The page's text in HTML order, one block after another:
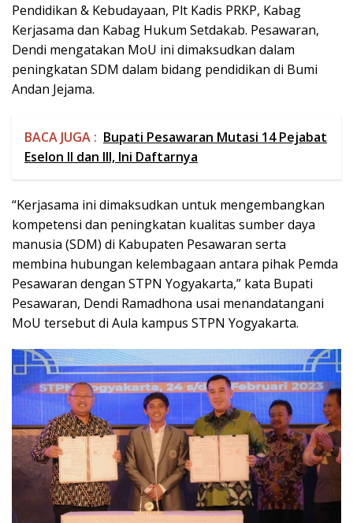
Pendidikan & Kebudayaan, Plt Kadis PRKP, Kabag
Kerjasama dan Kabag Hukum Setdakab. Pesawaran,
Dendi mengatakan MoU ini dimaksudkan dalam
peningkatan SDM dalam bidang pendidikan di Bumi
Andan Jejama.
BACA JUGA : Bupati Pesawaran Mutasi 14 Pejabat
Eselon II dan III, Ini Daftarnya
“Kerjasama ini dimaksudkan untuk mengembangkan
kompetensi dan peningkatan kualitas sumber daya
manusia (SDM) di Kabupaten Pesawaran serta
membina hubungan kelembagaan antara pihak Pemda
Pesawaran dengan STPN Yogyakarta,” kata Bupati
Pesawaran, Dendi Ramadhona usai menandatangani
MoU tersebut di Aula kampus STPN Yogyakarta.